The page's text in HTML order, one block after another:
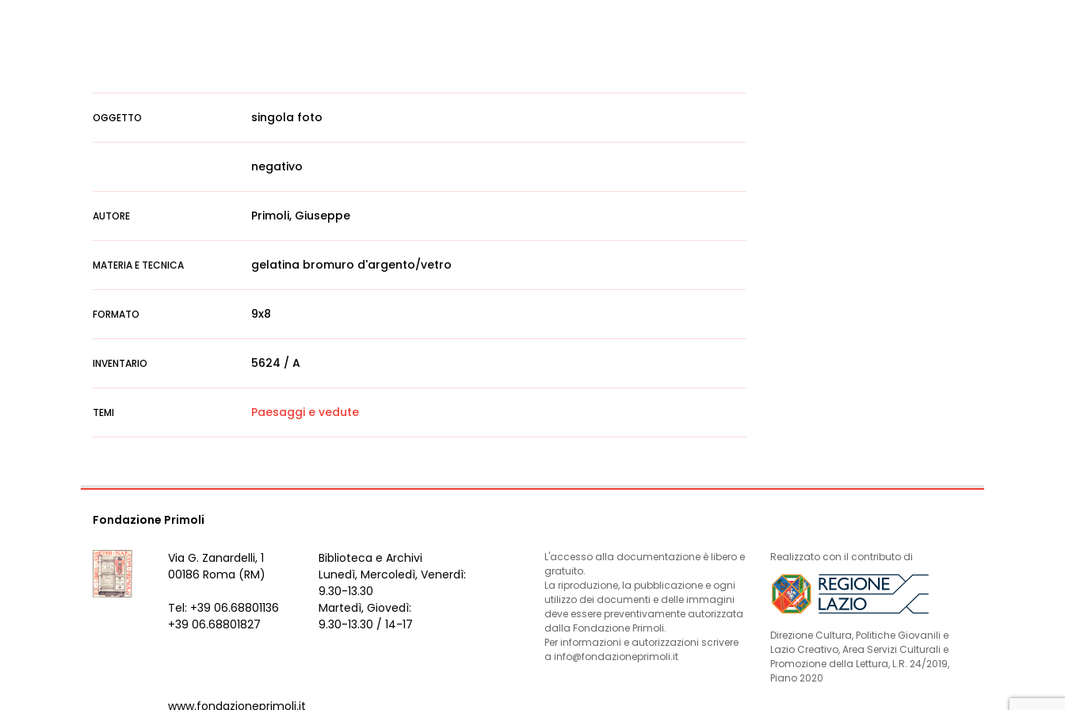
OGGETTO singola foto
negativo
AUTORE Primoli, Giuseppe
MATERIA E TECNICA gelatina bromuro d'argento/vetro
FORMATO 9x8
INVENTARIO 5624 / A
TEMI Paesaggi e vedute
Fondazione Primoli
Via G. Zanardelli, 1
00186 Roma (RM)
Tel: +39 06.68801136
+39 06.68801827
Biblioteca e Archivi
Lunedì, Mercoledì, Venerdì:
9.30-13.30
Martedì, Giovedì:
9.30-13.30 / 14-17
L'accesso alla documentazione è libero e
gratuito.
La riproduzione, la pubblicazione e ogni
utilizzo dei documenti e delle immagini
deve essere preventivamente autorizzata
dalla Fondazione Primoli.
Per informazioni e autorizzazioni scrivere
a info@fondazioneprimoli.it
Realizzato con il contributo di
Direzione Cultura, Politiche Giovanili e
Lazio Creativo, Area Servizi Culturali e
Promozione della Lettura, L.R. 24/2019,
Piano 2020
www.fondazioneprimoli.it